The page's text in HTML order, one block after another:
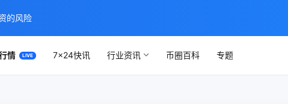
情 7×24快讯 行业资讯 币圈百科 专题
的风险